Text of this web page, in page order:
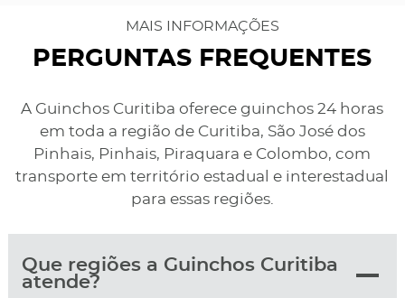
MAIS INFORMAÇÕES
PERGUNTAS FREQUENTES
A Guinchos Curitiba oferece guinchos 24 horas
em toda a região de Curitiba, São José dos
Pinhais, Pinhais, Piraquara e Colombo, com
transporte em território estadual e interestadual
para essas regiões.
Que regiões a Guinchos Curitiba
atende?